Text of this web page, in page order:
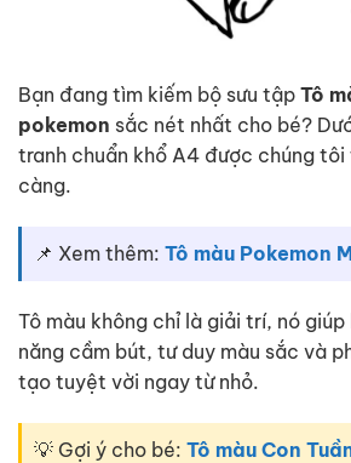
Bạn đang tìm kiếm bộ sưu tập Tô
pokemon sắc nét nhất cho bé?
tranh chuẩn khổ A4 được chúng
càng.
📌 Xem thêm: Tô màu Pokemon
Tô màu không chỉ là giải trí, nó giúp
năng cầm bút, tư duy màu sắc và
tạo tuyệt vời ngay từ nhỏ.
💡 Gợi ý cho bé: Tô màu Con